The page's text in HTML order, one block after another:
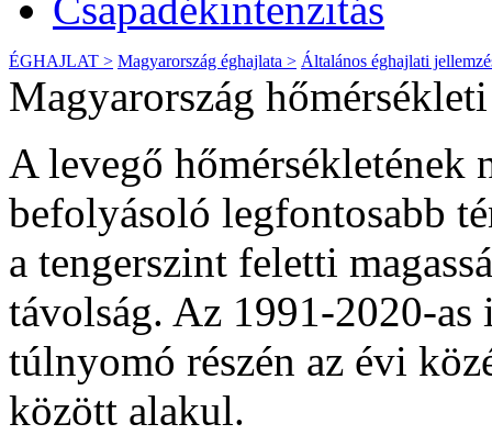
ÉGHAJLAT > Magyarország éghajlata > Általános éghajlati
Magyarország
A levegő hőmérsékletének
befolyásoló legfontosabb
a tengerszint feletti
távolság. Az 1991-2020-as
túlnyomó részén az évi
között alakul.